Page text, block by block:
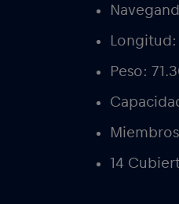
Longitud:
Peso:
14